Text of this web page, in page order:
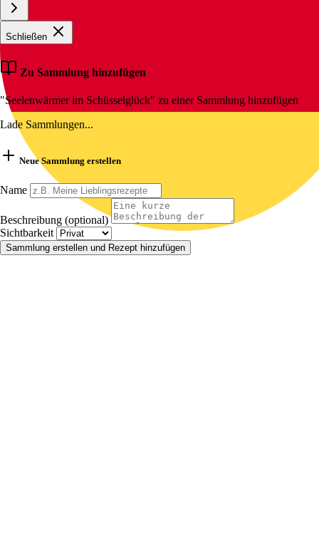
Schließen
Zu Sammlung hinzufügen
"Seelenwärmer im Schüsselglück" zu einer Sammlung hinzufügen
Lade Sammlungen...
Neue Sammlung erstellen
Name
Beschreibung (optional)
Sichtbarkeit
Sammlung erstellen und Rezept hinzufügen